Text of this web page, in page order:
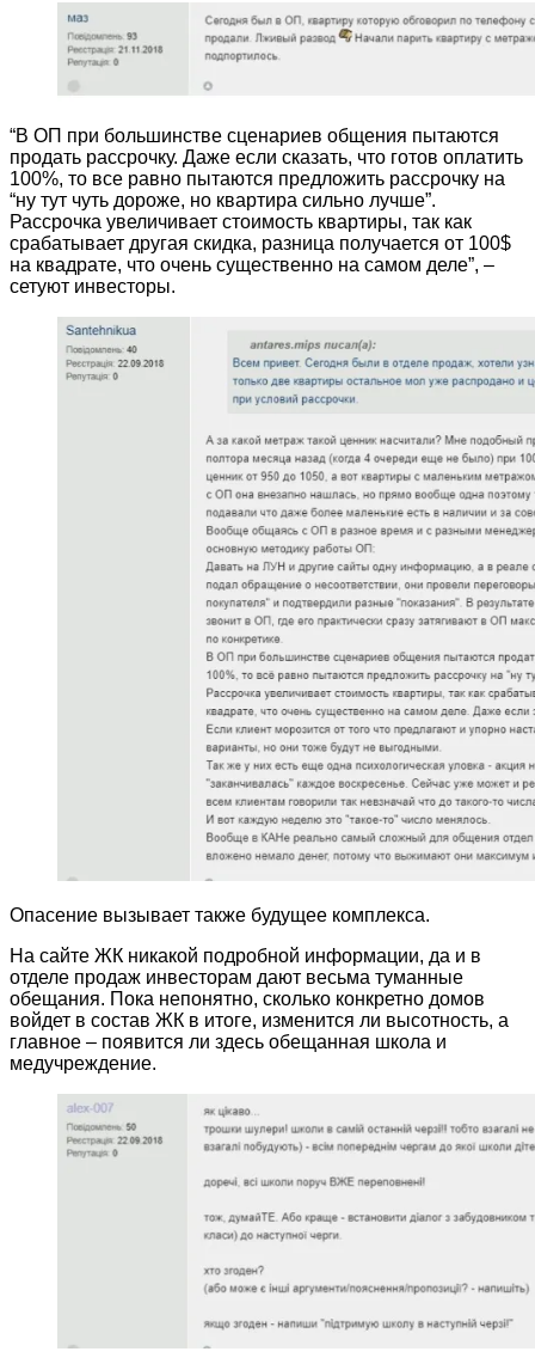
“В ОП при большинстве сценариев общения пытаются
продать рассрочку. Даже если сказать, что готов оплатить
100%, то все равно пытаются предложить рассрочку на
“ну тут чуть дороже, но квартира сильно лучше”.
Рассрочка увеличивает стоимость квартиры, так как
срабатывает другая скидка, разница получается от 100$
на квадрате, что очень существенно на самом деле”, –
сетуют инвесторы.
Опасение вызывает также будущее комплекса.
На сайте ЖК никакой подробной информации, да и в
отделе продаж инвесторам дают весьма туманные
обещания. Пока непонятно, сколько конкретно домов
войдет в состав ЖК в итоге, изменится ли высотность, а
главное – появится ли здесь обещанная школа и
медучреждение.